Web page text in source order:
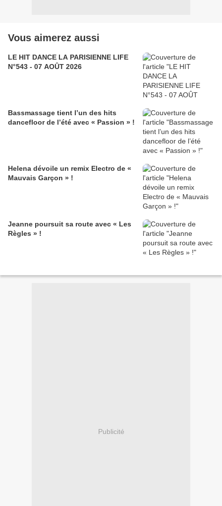
Vous aimerez aussi
LE HIT DANCE LA PARISIENNE LIFE
N°543 - 07 AOÛT 2026
Bassmassage tient l’un des hits
dancefloor de l’été avec « Passion » !
Helena dévoile un remix Electro de «
Mauvais Garçon » !
Jeanne poursuit sa route avec « Les
Règles » !
Publicité